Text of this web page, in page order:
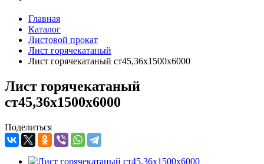
Главная
Каталог
Листовой прокат
Лист горячекатаный
Лист горячекатаный ст45,36х1500х6000
Лист горячекатаный
ст45,36х1500х6000
Поделиться